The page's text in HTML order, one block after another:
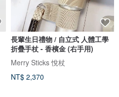
長輩生日禮物 / 自立式 人體工學
折疊手杖 - 香檳金 (右手用)
Merry Sticks 悅杖
NT$ 2,370